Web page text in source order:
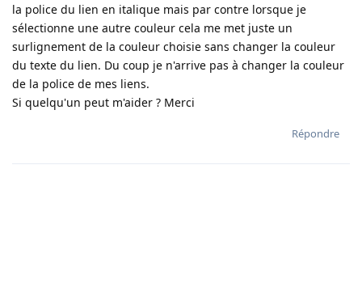
la police du lien en italique mais par contre lorsque je
sélectionne une autre couleur cela me met juste un
surlignement de la couleur choisie sans changer la couleur
du texte du lien. Du coup je n'arrive pas à changer la couleur
de la police de mes liens.
Si quelqu'un peut m'aider ? Merci
Répondre